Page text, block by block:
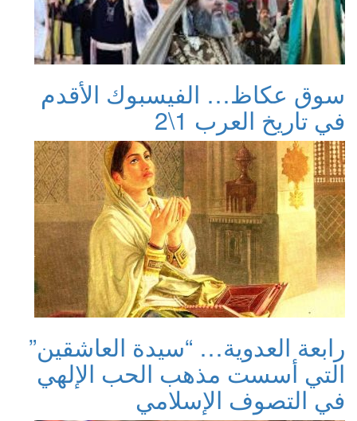
سوق عكاظ… الفيسبوك الأقدم
في تاريخ العرب 1\2
رابعة العدوية… “سيدة العاشقين”
التي أسست مذهب الحب الإلهي
في التصوف الإسلامي